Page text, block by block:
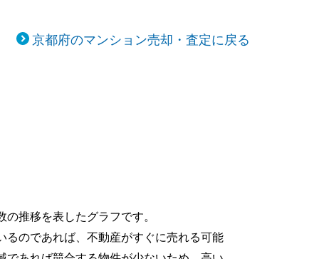
京都府のマンション売却・査定に戻る
推移を表したグラフです。
るのであれば、不動産がすぐに売れる可能